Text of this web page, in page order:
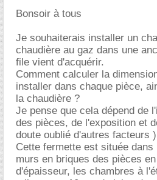
Bonsoir à tous
Je souhaiterais installer un
chaudière au gaz dans une
file vient d'acquérir.
Comment calculer la
installer dans chaque pièce,
la chaudière ?
Je pense que cela dépend de
des pièces, de l'exposition et
doute oublié d'autres facteurs
Cette fermette est située
murs en briques des pièces
d'épaisseur, les chambres à